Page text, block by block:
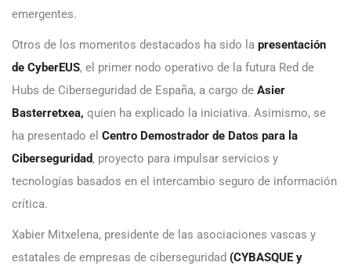
emergentes.
Otros de los momentos destacados ha sido la presentación
de CyberEUS, el primer nodo operativo de la futura Red de
Hubs de Ciberseguridad de España, a cargo de Asier
Basterretxea, quien ha explicado la iniciativa. Asimismo, se
ha presentado el Centro Demostrador de Datos para la
Ciberseguridad, proyecto para impulsar servicios y
tecnologías basados en el intercambio seguro de información
crítica.
Xabier Mitxelena, presidente de las asociaciones vascas y
estatales de empresas de ciberseguridad (CYBASQUE y